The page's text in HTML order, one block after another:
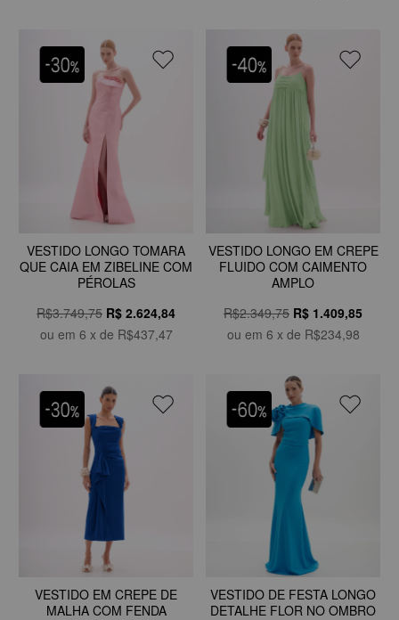
VESTIDO LONGO TOMARA
QUE CAIA EM ZIBELINE COM
PÉROLAS
R$3.749,75 R$ 2.624,84
ou em 6 x de R$437,47
VESTIDO LONGO EM CREPE
FLUIDO COM CAIMENTO
AMPLO
R$2.349,75 R$ 1.409,85
ou em 6 x de R$234,98
VESTIDO EM CREPE DE
MALHA COM FENDA
VESTIDO DE FESTA LONGO
DETALHE FLOR NO OMBRO